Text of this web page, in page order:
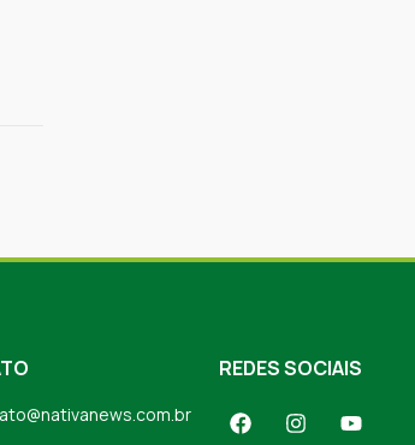
REDES SOCIAIS